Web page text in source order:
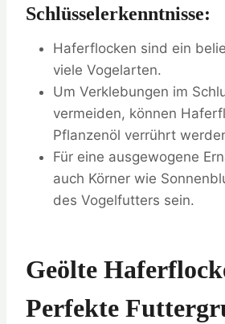
Schlüsselerkenntnisse:
Haferflocken sind ein
viele Vogelarten.
Um Verklebungen im
vermeiden, können
Pflanzenöl verrührt
Für eine ausgewogene
auch Körner wie
des Vogelfutters sein.
Geölte
Perfekte